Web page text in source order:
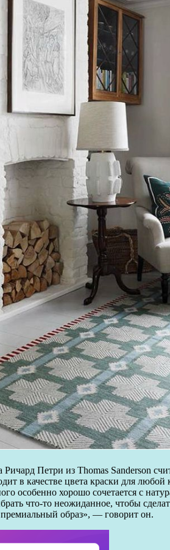
Петри из Thomas Sanderson
в качестве цвета краски для
особенно хорошо сочетается с
что-то неожиданное, чтобы
образ», — говорит он.